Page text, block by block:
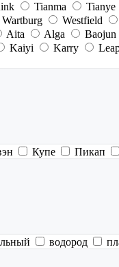
Tianma Tianye
Wartburg Westfield
Aita Alga Baojun
Kaiyi Karry
Купе Пикап
водород